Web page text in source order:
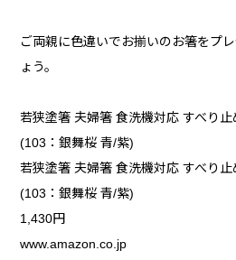
ご両親に色違いでお揃いのお箸をプ
ょう。
若狭塗箸 夫婦箸 食洗機対応 すべり
(103：銀舞桜 青/紫)
若狭塗箸 夫婦箸 食洗機対応 すべり
(103：銀舞桜 青/紫)
1,430円
www.amazon.co.jp